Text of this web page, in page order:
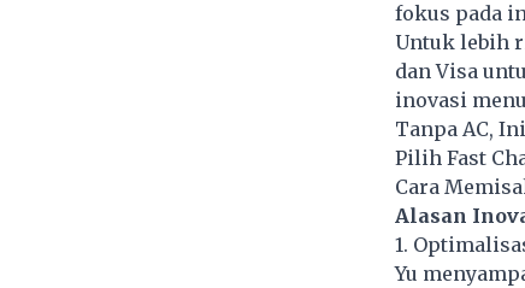
fokus pada
Untuk lebih
dan Visa
inovasi
Tanpa AC,
Pilih Fast
Cara
Alasan
1.
Yu